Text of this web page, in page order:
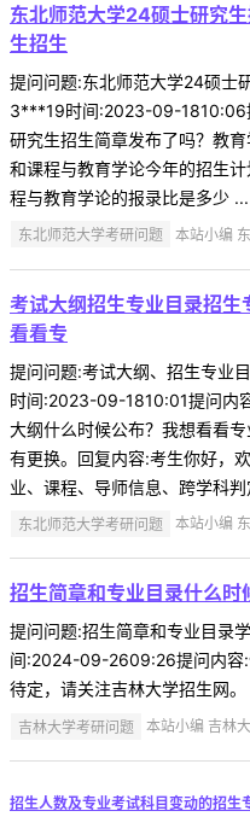
东北师范大学24硕士研究
生招生
提问问题:东北师范大学24硕士
3***19时间:2023-09-1810:06
研究生招生简章发布了吗？教
和课程与教育学论今年的招生
程与教育学论的报录比是多少 ...
东北师范大学考研问题 本站小编
考试大纲招生专业目录招
看看专
提问问题:考试大纲、招生专业
时间:2023-09-1810:01提问内
大纲什么时候公布？我想看看
有更换。回复内容:考生你好，
业、课程、导师信息、跨学科判
东北师范大学考研问题 本站小编
招生简章和专业目录什么时
提问问题:招生简章和专业目录
间:2024-09-2609:26提问内容:
待定，请关注吉林大学招生网。
吉林大学考研问题 本站小编 吉林
招生人数及专业考试科目变动的招生